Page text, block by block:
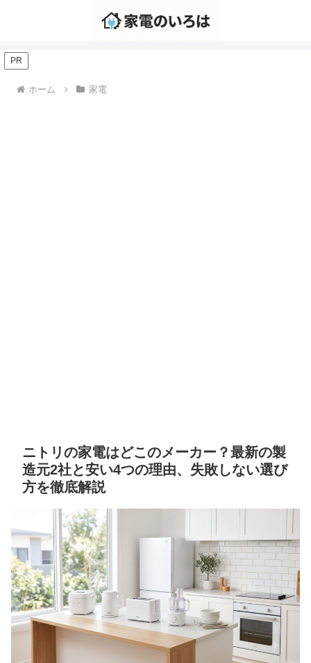
PR
ホーム 家電
ニトリの家電はどこのメーカー？最新の製
造元2社と安い4つの理由、失敗しない選び
方を徹底解説